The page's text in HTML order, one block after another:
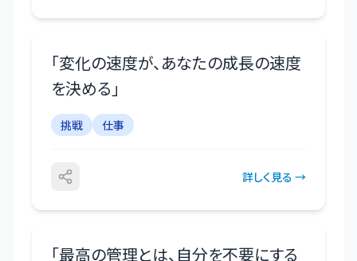
「変化の速度が、あなたの成長の速度
を決める 」
挑戦 仕事
詳しく見る →
「最高の管理とは、自分を不要にする